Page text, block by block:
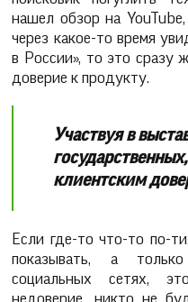
нашел обзор на
через какое-то время
в России», то это сразу
доверие к продукту.
Участвуя в
клиентским
Если где-то что-то по-
показывать, а
социальных сетях,
недоверие, никто не